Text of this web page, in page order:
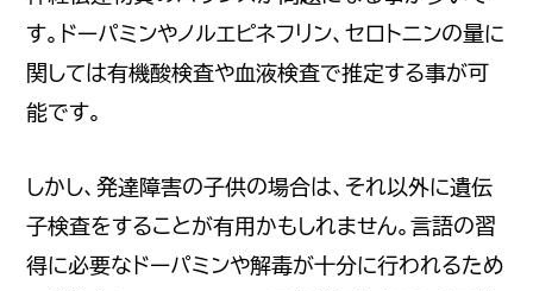
す。ドーパミンやノルエピネフリン、セロトニンの量に
関しては有機酸検査や血液検査で推定する事が可
能です。
しかし、発達障害の子供の場合は、それ以外に遺伝
子検査をすることが有用かもしれません。言語の習
得に必要なドーパミンや解毒が十分に行われるため